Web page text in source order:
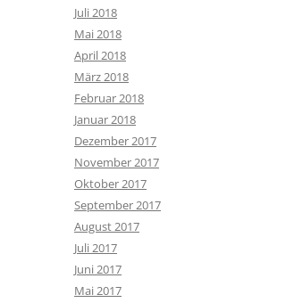
Juli 2018
Mai 2018
April 2018
März 2018
Februar 2018
Januar 2018
Dezember 2017
November 2017
Oktober 2017
September 2017
August 2017
Juli 2017
Juni 2017
Mai 2017